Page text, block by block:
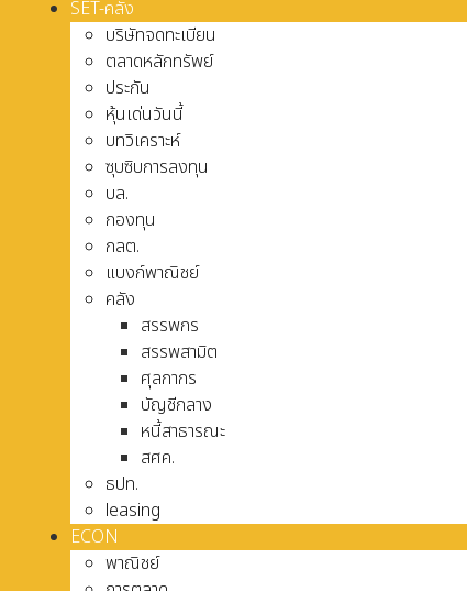
SET-คลัง
บริษัทจดทะเบียน
ตลาดหลักทรัพย์
ประกัน
หุ้นเด่นวันนี้
บทวิเคราะห์
ซุบซิบการลงทุน
บล.
กองทุน
กลต.
แบงก์พาณิชย์
คลัง
สรรพกร
สรรพสามิต
ศุลกากร
บัญชีกลาง
หนี้สาธารณะ
สศค.
ธปท.
leasing
ECON
พาณิชย์